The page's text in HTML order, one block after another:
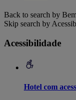
Back to search by
Skip search by
Acessibilidade
Hotel com